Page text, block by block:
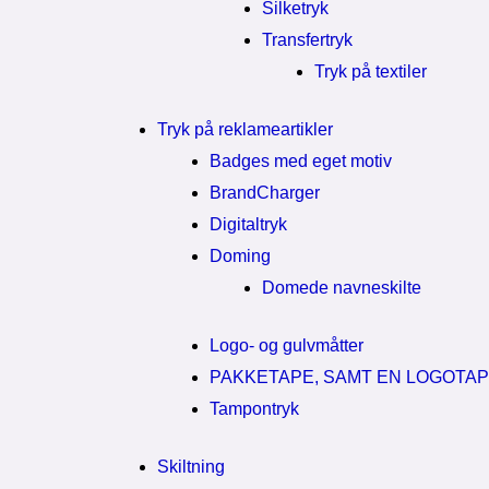
Silketryk
Transfertryk
Tryk på textiler
Tryk på reklameartikler
Badges med eget motiv
BrandCharger
Digitaltryk
Doming
Domede navneskilte
Logo- og gulvmåtter
PAKKETAPE, SAMT EN
Tampontryk
Skiltning